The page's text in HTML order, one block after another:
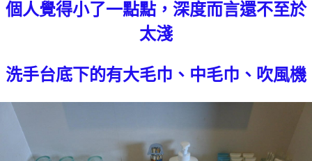
個人覺得小了一點點，深度而言還不至於
太淺
洗手台底下的有大毛巾、中毛巾、吹風機